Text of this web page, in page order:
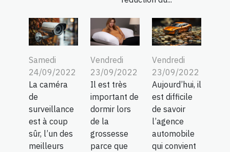
Samedi
24/09/2022
La caméra
de
surveillance
est à coup
sûr, l’un des
meilleurs
Vendredi
23/09/2022
Il est très
important de
dormir lors
de la
grossesse
parce que
Vendredi
23/09/2022
Aujourd’hui, il
est difficile
de savoir
l’agence
automobile
qui convient